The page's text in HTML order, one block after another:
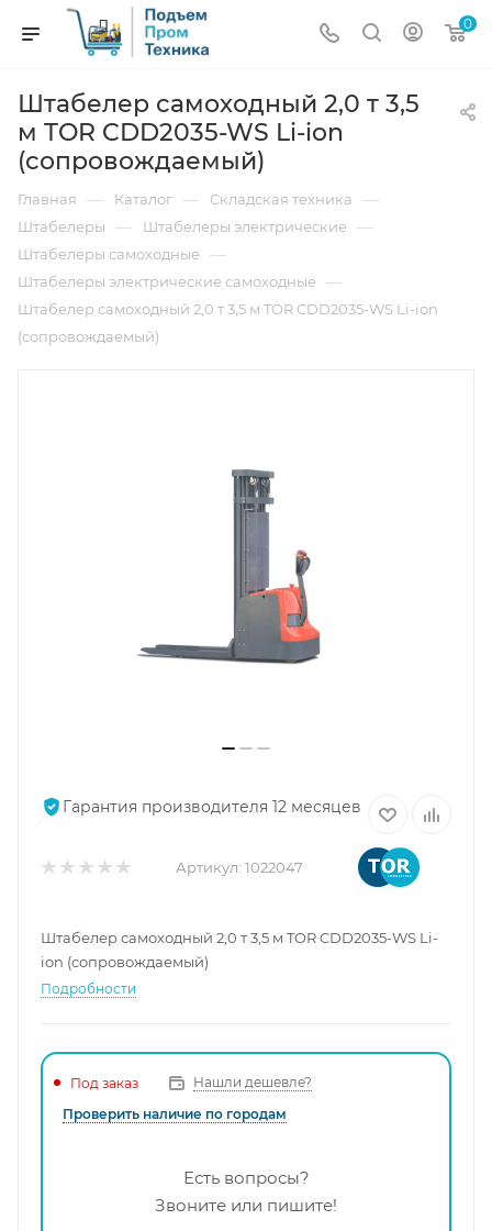
0
Штабелер самоходный 2,0 т 3,5
м TOR CDD2035-WS Li-ion
(сопровождаемый)
Главная — Каталог — Складская техника —
Штабелеры — Штабелеры электрические —
Штабелеры самоходные —
Штабелеры электрические самоходные —
Штабелер самоходный 2,0 т 3,5 м TOR CDD2035-WS Li-ion
(сопровождаемый)
Гарантия производителя 12 месяцев
Артикул: 1022047
Штабелер самоходный 2,0 т 3,5 м TOR CDD2035-WS Li-
ion (сопровождаемый)
Подробности
Под заказ
Нашли дешевле?
Проверить наличие по городам
Есть вопросы?
Звоните или пишите!